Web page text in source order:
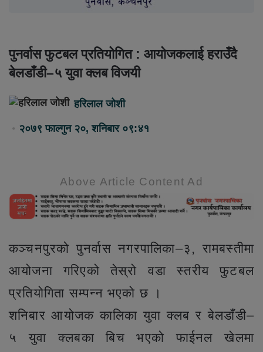
पुनर्वास फुटबल प्रतियोगित : आयोजकलाई हराउँदै
बेलडाँडी–५ युवा क्लब विजयी
हरिलाल जोशी
२०७९ फाल्गुन २०, शनिबार ०९:४१
Above Article Content Ad
कञ्चनपुरको पुनर्वास नगरपालिका–३, रामबस्तीमा
आयोजना गरिएको तेस्रो वडा स्तरीय फुटबल
प्रतियोगिता सम्पन्न भएको छ ।
शनिबार आयोजक कालिका युवा क्लब र बेलडाँडी–
५ युवा क्लबका बिच भएको फाईनल खेलमा